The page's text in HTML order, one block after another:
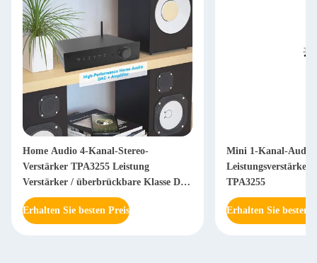
Home Audio 4-Kanal-Stereo-
Verstärker TPA3255 Leistung
Verstärker / überbrückbare Klasse D
Mono-Verstärker
Erhalten Sie besten Preis
Mini 1-Kanal-Audio-
Leistungsverstärker
TPA3255
Erhalten Sie besten